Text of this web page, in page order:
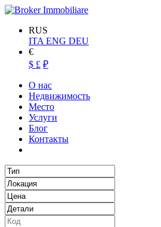
RUS
ITA ENG DEU
€
$ £ ₽
О нас
Недвижимость
Место
Услуги
Блог
Контакты